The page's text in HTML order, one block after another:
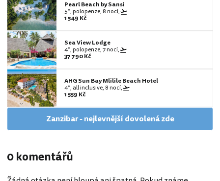
Pearl Beach by Sansi
5*, polopenze, 8 nocí,
1 549 Kč
Sea View Lodge
4*, polopenze, 7 nocí,
37 790 Kč
AHG Sun Bay Mlilile Beach Hotel
4*, all inclusive, 8 nocí,
1 559 Kč
Zanzibar - nejlevnější dovolená zde
0 komentářů